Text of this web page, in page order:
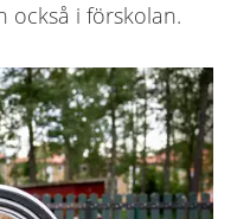
också i förskolan.